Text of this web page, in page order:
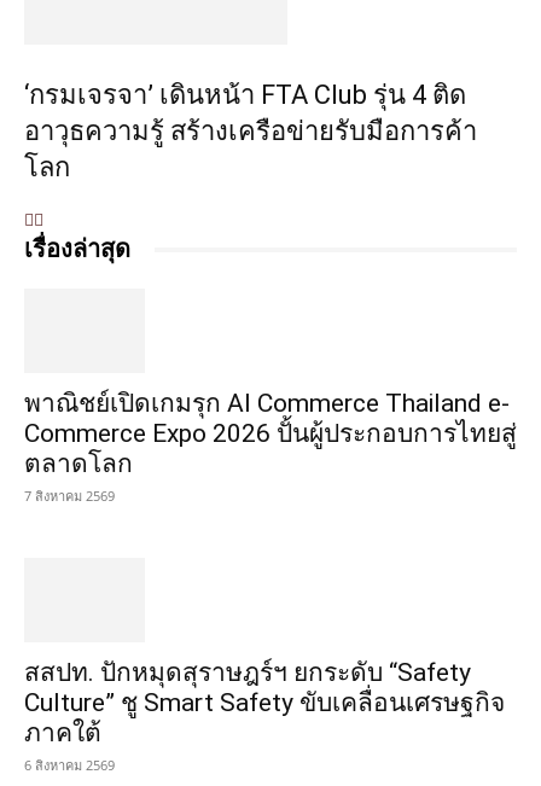
‘กรมเจรจา’ เดินหน้า FTA Club รุ่น 4 ติด
อาวุธความรู้ สร้างเครือข่ายรับมือการค้า
โลก
เรื่องล่าสุด
พาณิชย์เปิดเกมรุก AI Commerce Thailand e-
Commerce Expo 2026 ปั้นผู้ประกอบการไทยสู่
ตลาดโลก
7 สิงหาคม 2569
สสปท. ปักหมุดสุราษฎร์ฯ ยกระดับ “Safety
Culture” ชู Smart Safety ขับเคลื่อนเศรษฐกิจ
ภาคใต้
6 สิงหาคม 2569